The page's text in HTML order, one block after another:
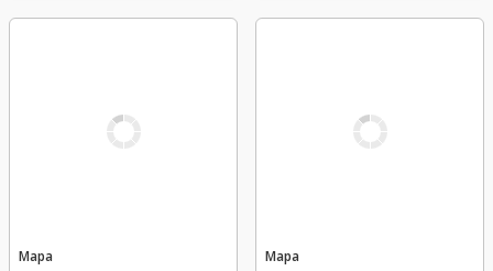
Mapa Mapa